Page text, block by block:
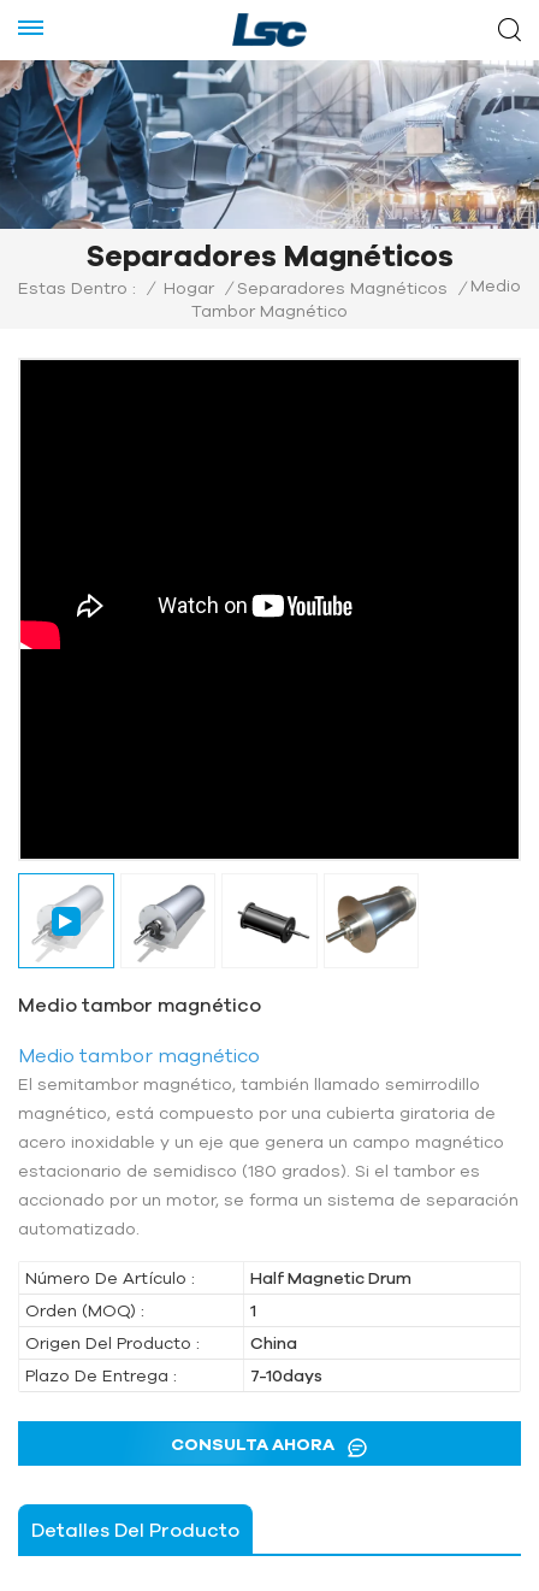
Separadores Magnéticos
Estas Dentro : / Hogar / Separadores Magnéticos / Medio
Tambor Magnético
Medio tambor magnético
Medio tambor magnético
El semitambor magnético, también llamado semirrodillo
magnético, está compuesto por una cubierta giratoria de
acero inoxidable y un eje que genera un campo magnético
estacionario de semidisco (180 grados). Si el tambor es
accionado por un motor, se forma un sistema de separación
automatizado.
Número De Artículo :
Half Magnetic Drum
Orden (MOQ) :
1
Origen Del Producto :
China
Plazo De Entrega :
7-10days
CONSULTA AHORA
Detalles Del Producto